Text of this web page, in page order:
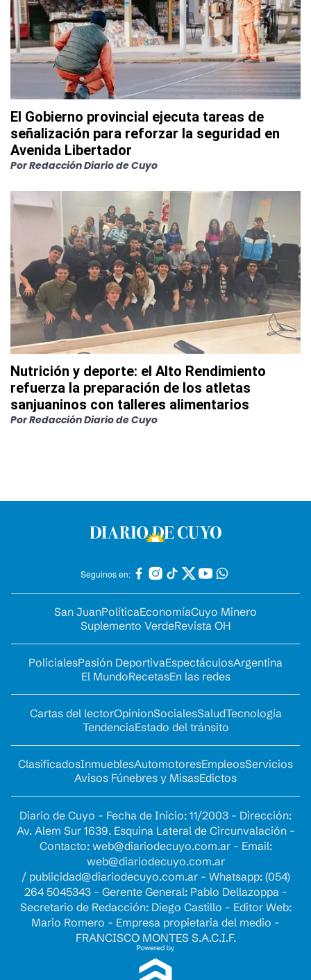
El Gobierno provincial ejecuta tareas de
señalización para reforzar la seguridad en
Avenida Libertador
PorRedacción Diario de Cuyo
Nutrición y deporte: el Alto Rendimiento
refuerza la preparación de los atletas
sanjuaninos con talleres alimentarios
PorRedacción Diario de Cuyo
Seguinos en:
San JuanPolíticaEconomíaCuyo Minero
Suplemento VerdeRevista OH
PolicialesPasión DeportivaEspectáculosArgentina
El MundoRecetasEn las redes
Cartas del lectorOpinionSocialesSaludTecnología
TendenciaEstado del tránsito
ClasificadosInmueblesAutomotoresEmpleosServicios
Avisos Fúnebres y MisasEdictos
Diario de Cuyo - Fecha de Inicio: 11/2003 - Dirección:
Av. Alem Sur 1639. Esquina Lateral de Circunvalación -
Contacto: web@diariodecuyo.com.ar- Email:
web@diariodecuyo.com.ar
/ publicidad@diariodecuyo.com.ar- Whatsapp: (054)
264 5045343 - Gerente General: Pablo Dellazoppa -
Secretario de Redacción: Diego Castillo - Editor Web:
Mario Romero - Empresa propietaria del medio -
FRANCISCO MONTES S.A.C.I.F.